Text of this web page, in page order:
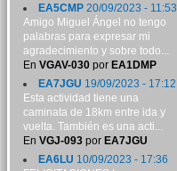
EA5CMP20/09/2023 - 11:53
Amigo Miguel Ángel no tengo
palabras para expresar mi
agradecimiento y sobre todo...
En VGAV-030por EA1DMP
EA7JGU 19/09/2023 - 17:12
Esta actividad tiene una
caminata de 18km entre ida y
vuelta. También es una acti...
En VGJ-093por EA7JGU
EA6LU 10/09/2023 - 17:36